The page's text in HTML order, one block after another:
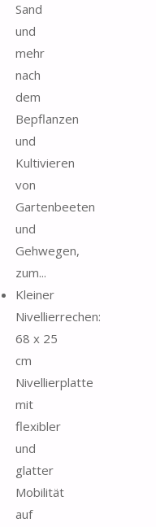
Sand
und
mehr
nach
dem
Bepflanzen
und
Kultivieren
von
Gartenbeeten
und
Gehwegen,
zum...
Kleiner
Nivellierrechen:
68 x 25
cm
Nivellierplatte
mit
flexibler
und
glatter
Mobilität
auf